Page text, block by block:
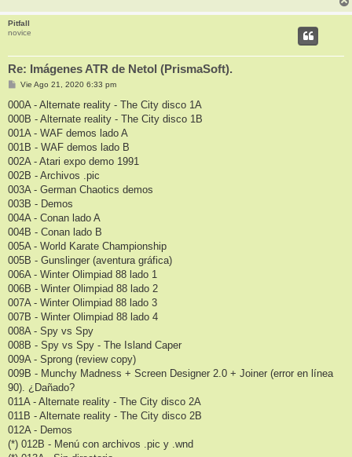
Pitfall
novice
Re: Imágenes ATR de Netol (PrismaSoft).
M
n
a
j
Vie Ago 21, 2020 6:33 pm
000A - Alternate reality - The City disco 1A
000B - Alternate reality - The City disco 1B
001A - WAF demos lado A
001B - WAF demos lado B
002A - Atari expo demo 1991
002B - Archivos .pic
003A - German Chaotics demos
003B - Demos
004A - Conan lado A
004B - Conan lado B
005A - World Karate Championship
005B - Gunslinger (aventura gráfica)
006A - Winter Olimpiad 88 lado 1
006B - Winter Olimpiad 88 lado 2
007A - Winter Olimpiad 88 lado 3
007B - Winter Olimpiad 88 lado 4
008A - Spy vs Spy
008B - Spy vs Spy - The Island Caper
009A - Sprong (review copy)
009B - Munchy Madness + Screen Designer 2.0 + Joiner (error en línea
90). ¿Dañado?
011A - Alternate reality - The City disco 2A
011B - Alternate reality - The City disco 2B
012A - Demos
(*) 012B - Menú con archivos .pic y .wnd